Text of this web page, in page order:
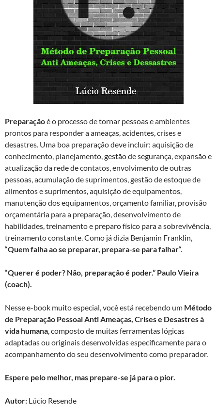
Preparaçãoé o processo de tornar pessoas e ambientes
prontos para responder a ameaças, acidentes, crises e
desastres. Uma boa preparação deve incluir: aquisição de
conhecimento, planejamento, gestão de segurança, expansão e
atualização da rede de contatos, envolvimento de outras
pessoas, acumulação de suprimentos, gestão de estoque de
alimentos e suprimentos, aquisição de equipamentos,
manutenção dos equipamentos, orçamento familiar, provisão
orçamentária para a preparação, desenvolvimento de
habilidades, treinamento e preparo físico para a sobrevivência,
treinamento constante. Como já dizia Benjamin Franklin,
“Quem falha ao se preparar, prepara-se para falhar“.
“Querer é poder? Não, preparação é poder.” Paulo Vieira
(coach).
Nesse e-book muito especial, você está recebendo um Método
de Preparação Pessoal Anti Ameaças, Crises e Desastres à
vida humana, composto de muitas ferramentas lógicas
adaptadas ou originais desenvolvidas especificamente para o
acompanhamento do seu desenvolvimento como preparador.
Espere pelo melhor, mas prepare-se já para o pior.
Autor: Lúcio Resende